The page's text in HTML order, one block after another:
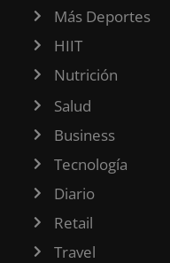
Más Deportes
HIIT
Nutrición
Salud
Business
Tecnología
Diario
Retail
Travel